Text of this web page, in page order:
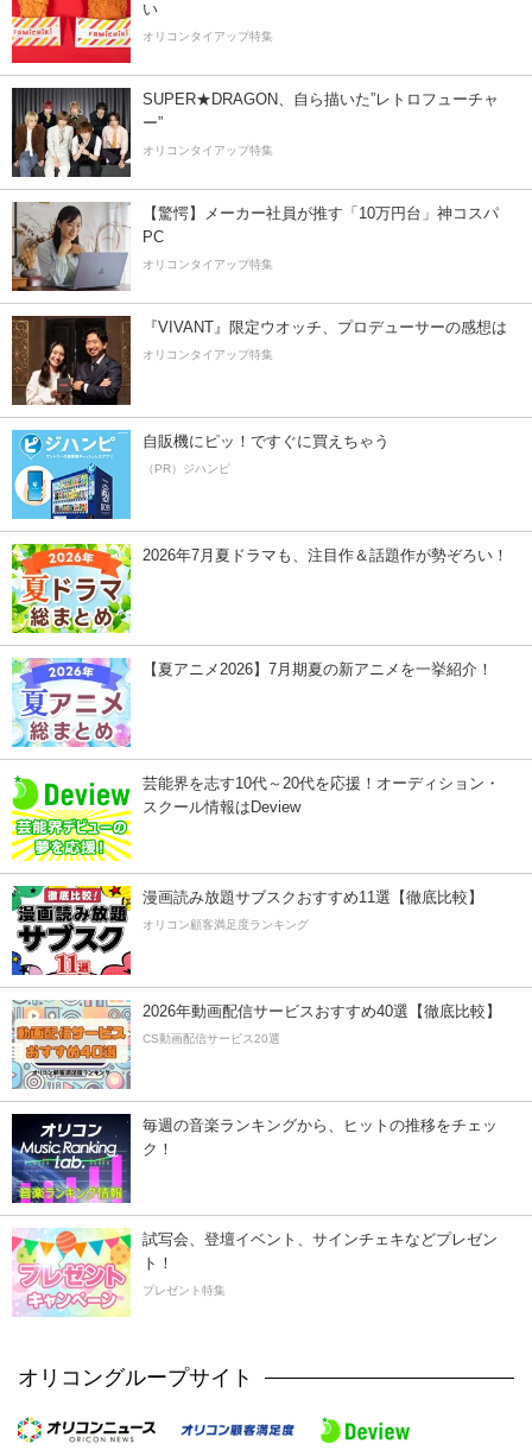
い
オリコンタイアップ特集
SUPER★DRAGON、自ら描いた”レトロフューチャ
ー”
オリコンタイアップ特集
【驚愕】メーカー社員が推す「10万円台」神コスパ
PC
オリコンタイアップ特集
『VIVANT』限定ウオッチ、プロデューサーの感想は
オリコンタイアップ特集
自販機にピッ！ですぐに買えちゃう
（PR）ジハンピ
2026年7月夏ドラマも、注目作＆話題作が勢ぞろい！
【夏アニメ2026】7月期夏の新アニメを一挙紹介！
芸能界を志す10代～20代を応援！オーディション・
スクール情報はDeview
漫画読み放題サブスクおすすめ11選【徹底比較】
オリコン顧客満足度ランキング
2026年動画配信サービスおすすめ40選【徹底比較】
CS動画配信サービス20選
毎週の音楽ランキングから、ヒットの推移をチェッ
ク！
試写会、登壇イベント、サインチェキなどプレゼン
ト！
プレゼント特集
オリコングループサイト